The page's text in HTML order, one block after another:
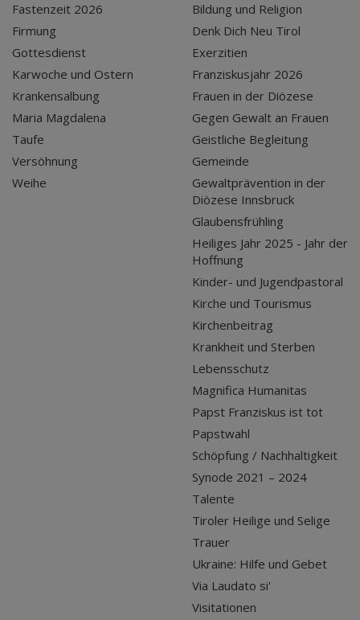
Fastenzeit 2026
Firmung
Gottesdienst
Karwoche und Ostern
Krankensalbung
Maria Magdalena
Taufe
Versöhnung
Weihe
Bildung und Religion
Denk Dich Neu Tirol
Exerzitien
Franziskusjahr 2026
Frauen in der Diözese
Gegen Gewalt an Frauen
Geistliche Begleitung
Gemeinde
Gewaltprävention in der
Diözese Innsbruck
Glaubensfrühling
Heiliges Jahr 2025 - Jahr der
Hoffnung
Kinder- und Jugendpastoral
Kirche und Tourismus
Kirchenbeitrag
Krankheit und Sterben
Lebensschutz
Magnifica Humanitas
Papst Franziskus ist tot
Papstwahl
Schöpfung / Nachhaltigkeit
Synode 2021 – 2024
Talente
Tiroler Heilige und Selige
Trauer
Ukraine: Hilfe und Gebet
Via Laudato si'
Visitationen